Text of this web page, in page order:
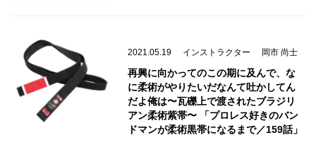
2021.05.19 インストラクター 岡市 尚士
再興に向かってのこの期に及んで、な
に柔術がやりたいだなんて吐かしてん
だよ俺は〜瓦礫上で渡されたブラジリ
アン柔術紫帯〜 「プロレス好きのバン
ドマンが柔術黒帯になるまで／159話」